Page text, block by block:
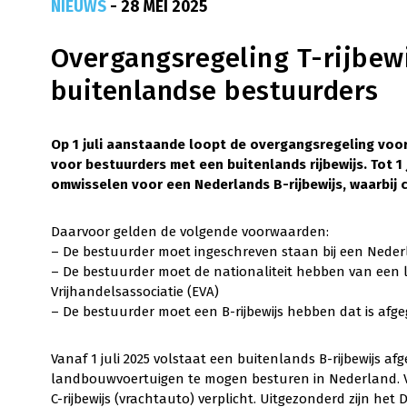
NIEUWS- 28 MEI 2025
Overgangsregeling T-
buitenlandse bestuurders
Op 1 juli aanstaande loopt de overgangsregeling
voor bestuurders met een buitenlands rijbewijs. Tot
omwisselen voor een Nederlands B-rijbewijs, waarbij
Daarvoor gelden de volgende voorwaarden:
– De bestuurder moet ingeschreven staan bij een
– De bestuurder moet de nationaliteit hebben van een
Vrijhandelsassociatie (EVA)
– De bestuurder moet een B-rijbewijs hebben dat is
Vanaf 1 juli 2025 volstaat een buitenlands B-rijbewijs
landbouwvoertuigen te mogen besturen in Nederland.
C-rijbewijs (vrachtauto) verplicht. Uitgezonderd zijn het